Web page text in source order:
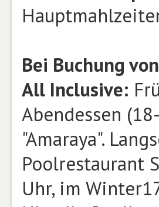
Bei Buchung
All Inclusive:
Abendessen
"Amaraya".
Poolrestaurant
Uhr, im